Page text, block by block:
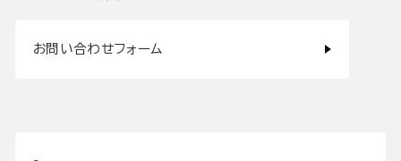
お問い合わせフォーム